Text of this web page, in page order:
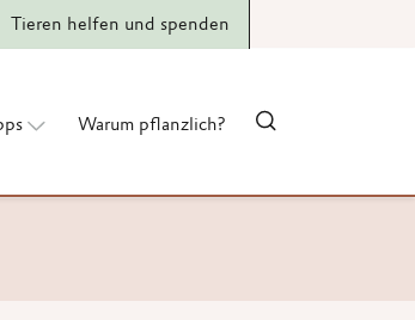
Tieren helfen und spenden
Warum pflanzlich?